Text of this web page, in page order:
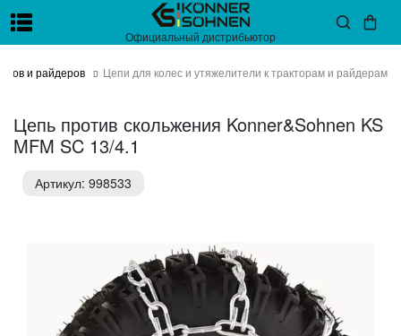
Официальный дистрибьютор
и райдеров Цепи для колес и утяжелители к тракторам и райдерам
Цепь против скольжения Konner&Sohnen KS
MFM SC 13/4.1
Артикул: 998533